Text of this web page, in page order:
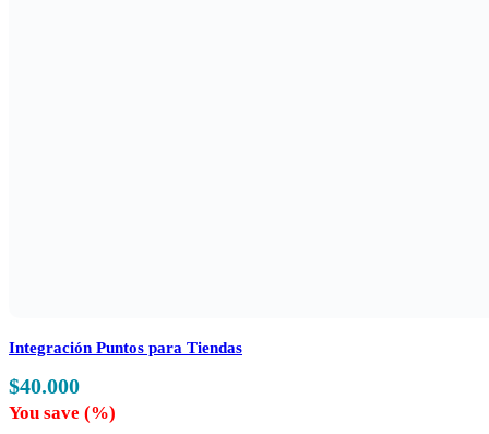
Integración Puntos para Tiendas
$40.000
You save (%)